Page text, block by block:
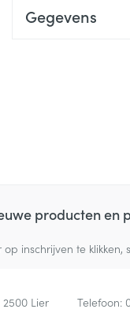
Gegevens
producten en
op inschrijven te
2500 Lier Telefoon: